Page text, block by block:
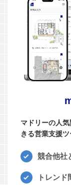
マドリーの人
きる営業支援
競合他社
トレン